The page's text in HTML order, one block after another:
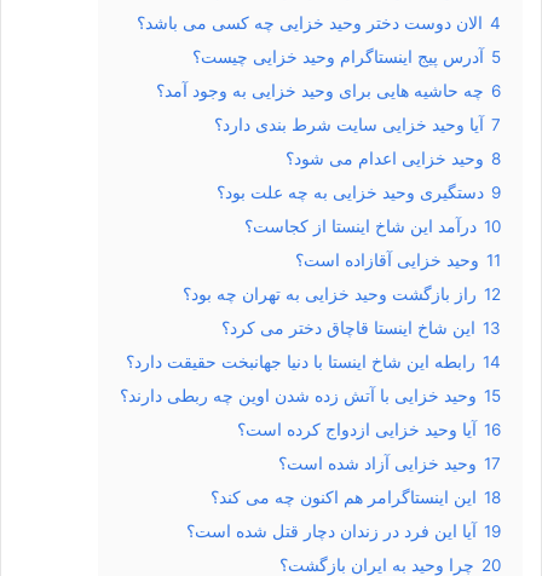
4 الان دوست دختر وحید خزایی چه کسی می باشد؟
5 آدرس پیج اینستاگرام وحید خزایی چیست؟
6 چه حاشیه هایی برای وحید خزایی به وجود آمد؟
7 آیا وحید خزایی سایت شرط بندی دارد؟
8 وحید خزایی اعدام می شود؟
9 دستگیری وحید خزایی به چه علت بود؟
10 درآمد این شاخ اینستا از کجاست؟
11 وحید خزایی آقازاده است؟
12 راز بازگشت وحید خزایی به تهران چه بود؟
13 این شاخ اینستا قاچاق دختر می کرد؟
14 رابطه این شاخ اینستا با دنیا جهانبخت حقیقت دارد؟
15 وحید خزایی با آتش زده شدن اوین چه ربطی دارند؟
16 آیا وحید خزایی ازدواج کرده است؟
17 وحید خزایی آزاد شده است؟
18 این اینستاگرامر هم اکنون چه می کند؟
19 آیا این فرد در زندان دچار قتل شده است؟
20 چرا وحید به ایران بازگشت؟